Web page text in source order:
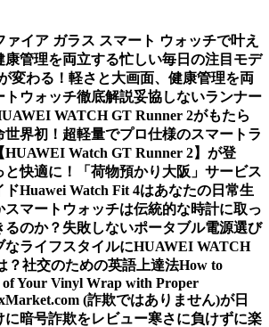
ァイア ガラス スマート ウォッチで叶え
康管理を両立する忙しい毎日の注目モデ
変わる！軽さと大画面、健康管理を両
トウォッチ徹底解説妥協しないランナー
WATCH GT Runner 2がもたら
世界初！超軽量でプロ仕様のスマートラ
HUAWEI Watch GT Runner 2】が登
と快適に！「荷物預かり大阪」サービス
ドHuawei Watch Fit 4はあなたの日常生
スマートウォッチは伝統的な時計に取っ
のか？ 失敗しないポータブル電源選び
なライフスタイルにHUAWEI WATCH
？社交のための英語上達法How to
of Your Vinyl Wrap with Proper
(詐欺ではありません)が日
に暗号詐欺をレビュー寒さに負けずに楽